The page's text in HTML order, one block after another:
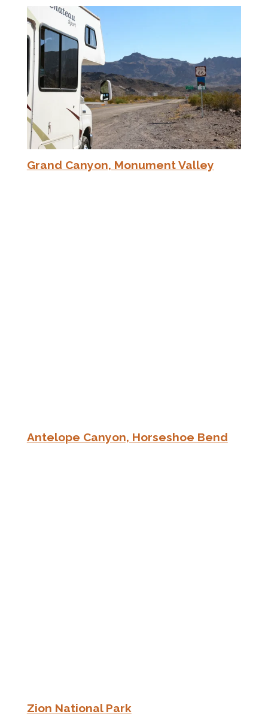
Grand Canyon, Monument Valley
Antelope Canyon, Horseshoe Bend
Zion National Park